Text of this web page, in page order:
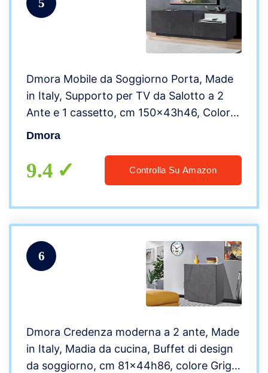
Dmora Mobile da Soggiorno Porta, Made
in Italy, Supporto per TV da Salotto a 2
Ante e 1 cassetto, cm 150x43h46, Colore
Grigio Ardesia
Dmora
9.4 Controlla Su Amazon
6
Dmora Credenza moderna a 2 ante, Made
in Italy, Madia da cucina, Buffet di design
da soggiorno, cm 81x44h86, colore Grigio